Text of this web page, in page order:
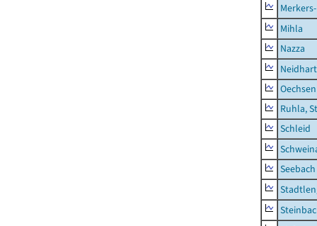
Mihla
Nazza
Oechsen
Ruhla,
Schleid
Seebach